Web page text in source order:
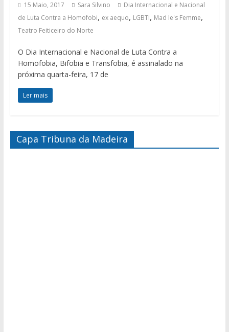
15 Maio, 2017 Sara Silvino
Dia Internacional e Nacional
de Luta Contra a Homofobi, ex aequo, LGBTI, Mad le's Femme,
Teatro Feiticeiro do Norte
O Dia Internacional e Nacional de Luta Contra a
Homofobia, Bifobia e Transfobia, é assinalado na
próxima quarta-feira, 17 de
Ler mais
Capa Tribuna da Madeira